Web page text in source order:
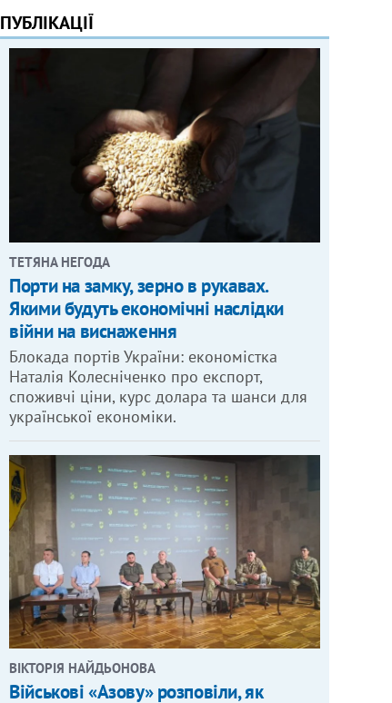
ПУБЛІКАЦІЇ
ТЕТЯНА НЕГОДА
Порти на замку, зерно в рукавах.
Якими будуть економічні наслідки
війни на виснаження
Блокада портів України: економістка
Наталія Колесніченко про експорт,
споживчі ціни, курс долара та шанси для
української економіки.
ВІКТОРІЯ НАЙДЬОНОВА
Військові «Азову» розповіли, як